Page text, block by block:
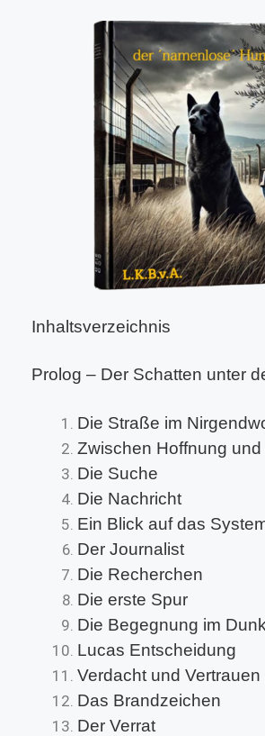
Inhaltsverzeichnis
Prolog – Der Schatten unter
Die Straße im
Zwischen Hoffnung und
Die Suche
Die Nachricht
Ein Blick auf das
Der Journalist
Die Recherchen
Die erste Spur
Die Begegnung im
Lucas Entscheidung
Verdacht und Vertrauen
Das Brandzeichen
Der Verrat